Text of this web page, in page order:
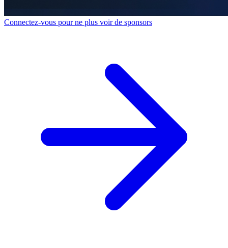
Connectez-vous pour ne plus voir de sponsors